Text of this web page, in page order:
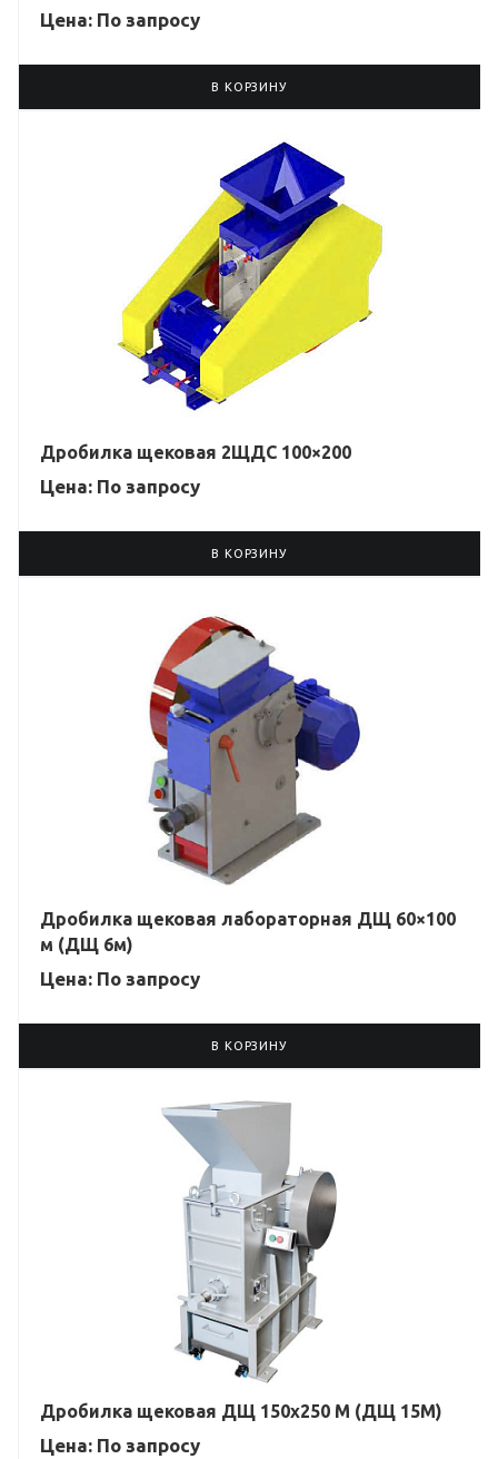
Цена: По запросу
В КОРЗИНУ
Дробилка щековая 2ЩДС 100×200
Цена: По запросу
В КОРЗИНУ
Дробилка щековая лабораторная ДЩ 60×100
м (ДЩ 6м)
Цена: По запросу
В КОРЗИНУ
Дробилка щековая ДЩ 150х250 М (ДЩ 15М)
Цена: По запросу